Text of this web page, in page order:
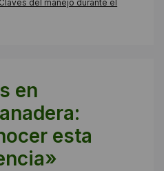
del manejo durante el
en
esta